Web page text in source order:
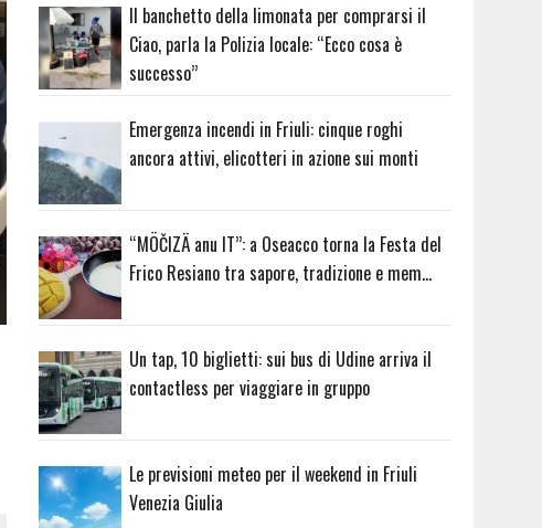
Il banchetto della limonata per comprarsi il
Ciao, parla la Polizia locale: “Ecco cosa è
successo”
Emergenza incendi in Friuli: cinque roghi
ancora attivi, elicotteri in azione sui monti
“MÖČIZÄ anu IT”: a Oseacco torna la Festa del
Frico Resiano tra sapore, tradizione e mem…
Un tap, 10 biglietti: sui bus di Udine arriva il
contactless per viaggiare in gruppo
Le previsioni meteo per il weekend in Friuli
Venezia Giulia